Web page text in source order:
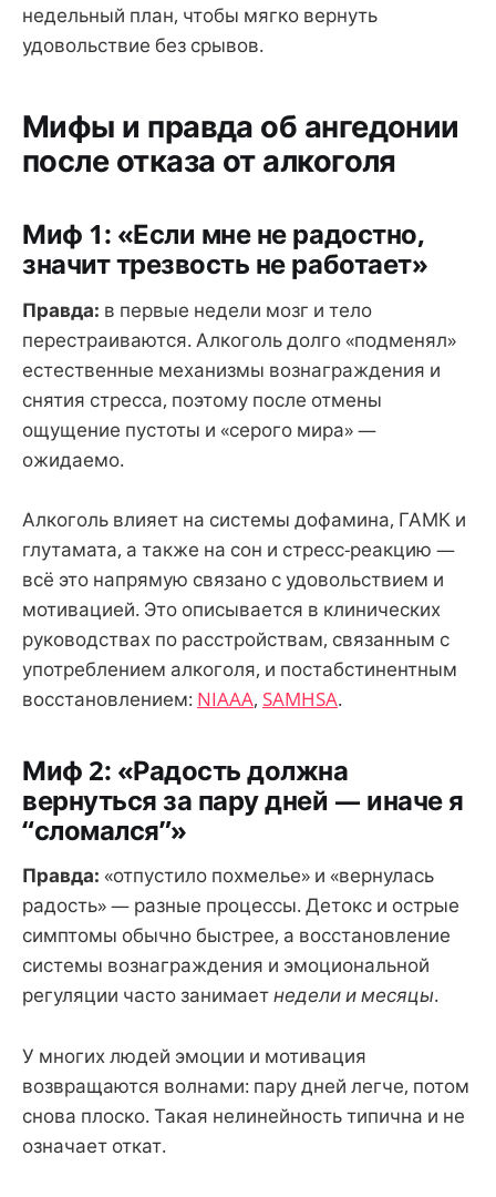
недельный план, чтобы мягко вернуть
удовольствие без срывов.
Мифы и правда об ангедонии
после отказа от алкоголя
Миф 1: «Если мне не радостно,
значит трезвость не работает»
Правда: в первые недели мозг и тело
перестраиваются. Алкоголь долго «подменял»
естественные механизмы вознаграждения и
снятия стресса, поэтому после отмены
ощущение пустоты и «серого мира» —
ожидаемо.
Алкоголь влияет на системы дофамина, ГАМК и
глутамата, а также на сон и стресс-реакцию —
всё это напрямую связано с удовольствием и
мотивацией. Это описывается в клинических
руководствах по расстройствам, связанным с
употреблением алкоголя, и постабстинентным
восстановлением: NIAAA, SAMHSA.
Миф 2: «Радость должна
вернуться за пару дней — иначе я
“сломался”»
Правда: «отпустило похмелье» и «вернулась
радость» — разные процессы. Детокс и острые
симптомы обычно быстрее, а восстановление
системы вознаграждения и эмоциональной
регуляции часто занимаетнедели и месяцы.
У многих людей эмоции и мотивация
возвращаются волнами: пару дней легче, потом
снова плоско. Такая нелинейность типична и не
означает откат.